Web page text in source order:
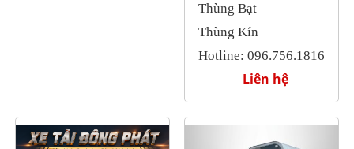
Thùng Bạt
Thùng Kín
Hotline: 096.756.1816
Liên hệ